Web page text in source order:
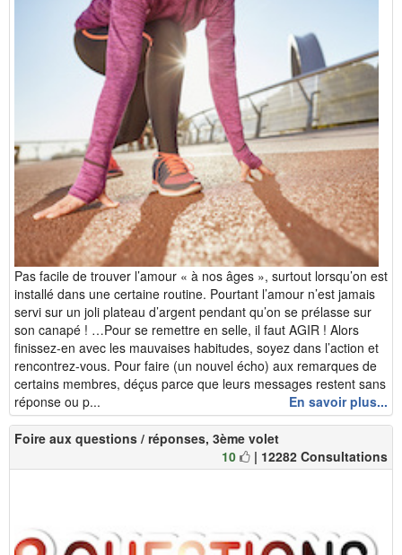
Pas facile de trouver l’amour « à nos âges », surtout lorsqu’on est
installé dans une certaine routine. Pourtant l’amour n’est jamais
servi sur un joli plateau d’argent pendant qu’on se prélasse sur
son canapé ! …Pour se remettre en selle, il faut AGIR ! Alors
finissez-en avec les mauvaises habitudes, soyez dans l’action et
rencontrez-vous. Pour faire (un nouvel écho) aux remarques de
certains membres, déçus parce que leurs messages restent sans
réponse ou p...
En savoir plus...
Foire aux questions / réponses, 3ème volet
10
| 12282 Consultations